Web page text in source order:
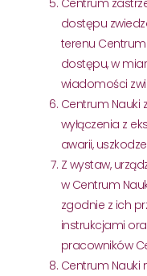
Centrum
dostępu
terenu
dostępu, w
wiadomości
Centrum
wyłączenia z
awarii,
Z wystaw,
w Centrum
zgodnie z ich
instrukcjami
pracowników
Centrum Nauki